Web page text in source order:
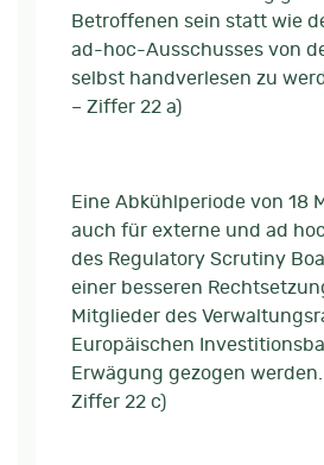
Betroffenen sein statt wie
ad-hoc-Ausschusses von
selbst handverlesen zu
– Ziffer 22 a)
Eine Abkühlperiode von 18
auch für externe und ad
des Regulatory Scrutiny
einer besseren
Mitglieder des
Europäischen
Erwägung gezogen werden.
Ziffer 22 c)